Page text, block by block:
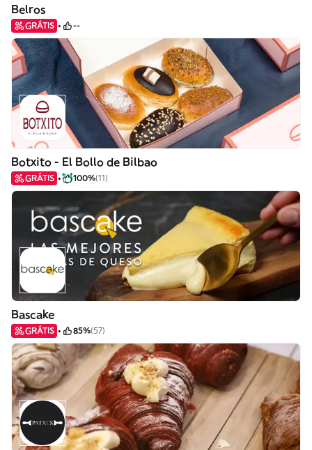
Belros
GRÁTIS --
Botxito - El Bollo de Bilbao
GRÁTIS 100%(11)
Bascake
GRÁTIS 85%(57)